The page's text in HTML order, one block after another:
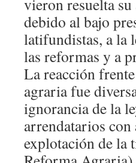
vieron resuelta
debido al bajo
latifundistas, a la
las reformas y a
La reacción
agraria fue
ignorancia de la
arrendatarios
explotación de la